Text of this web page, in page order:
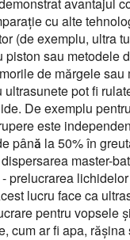
cu alte
(de exemplu, ultra
piston sau metodele
de mărgele sau
pot fi
De exemplu pentru
este
până la 50%în
master-
prelucrarea
lucru face ca
pentru vopsele
cum ar fi apa, rășina